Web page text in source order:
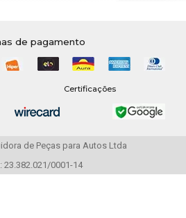
de pagamento
Certificações
de Peças para Autos Ltda
23.382.021/0001-14